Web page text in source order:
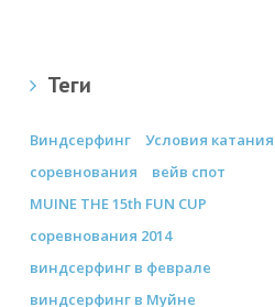
Теги
Виндсерфинг
Условия катания
соревнования
вейв спот
MUINE THE 15th FUN CUP
соревнования 2014
виндсерфинг в феврале
виндсерфинг в Муйне